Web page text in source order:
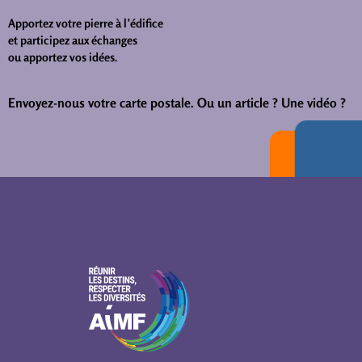
Apportez votre pierre à l’édifice
et participez aux échanges
ou apportez vos idées.
Envoyez-nous votre carte postale. Ou un article ? Une vidéo ?